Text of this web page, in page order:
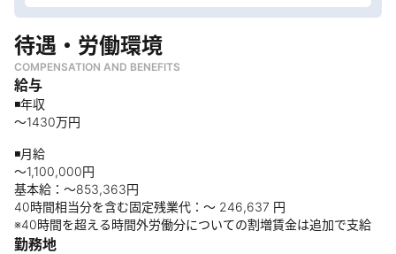
待遇・労働環境
COMPENSATION AND BENEFITS
給与
◾️年収
〜1430万円
◾️月給
〜1,100,000円
基本給：〜853,363円
40時間相当分を含む固定残業代：〜 246,637 円
※40時間を超える時間外労働分についての割増賃金は追加で支給
勤務地